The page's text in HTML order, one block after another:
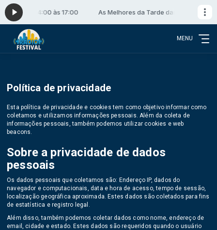
das 14:00 às 17:00 As Melhores da Tarde das 14:00 às
MENU
Política de privacidade
Esta política de privacidade e cookies tem como objetivo informar como
coletamos e utilizamos informações pessoais. Além da coleta de
informações pessoais, também podemos utilizar cookies e web
beacons.
Sobre a privacidade de dados
pessoais
Os dados pessoais que coletamos são: Endereço IP, dados do
navegador e computacionais, data e hora de acesso, tempo de sessão,
localização geográfica aproximada. Estes dados são coletados para fins
de estatística e registro legal.
Além disso, também podemos coletar dados como nome, endereço de
email, cidade e estado. Estes dados são requeridos quando o usuário